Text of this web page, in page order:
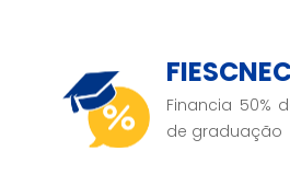
Financia 50%
de graduação